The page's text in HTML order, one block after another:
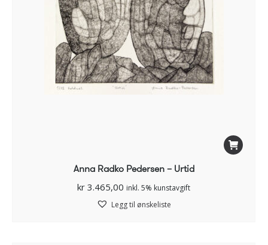
Anna Radko Pedersen – Urtid
kr 3.465,00 inkl. 5% kunstavgift
Legg til ønskeliste